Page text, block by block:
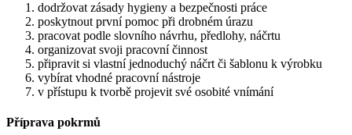
dodržovat zásady hygieny a bezpečnosti práce
poskytnout první pomoc při drobném úrazu
pracovat podle slovního návrhu, předlohy, náčrtu
organizovat svoji pracovní činnost
připravit si vlastní jednoduchý náčrt či šablonu k výrobku
vybírat vhodné pracovní nástroje
v přístupu k tvorbě projevit své osobité vnímání
Příprava pokrmů